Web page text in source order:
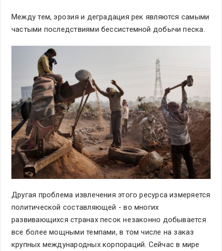
Между тем, эрозия и деградация рек являются самыми
частыми последствиями бессистемной добычи песка.
Другая проблема извлечения этого ресурса измеряется
политической составляющей - во многих
развивающихся странах песок незаконно добывается
все более мощными темпами, в том числе на заказ
крупных международных корпораций. Сейчас в мире